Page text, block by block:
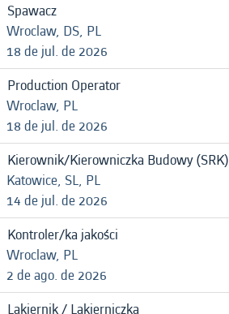
Spawacz
Wroclaw, DS, PL
18 de jul. de 2026
Production Operator
Wroclaw, PL
18 de jul. de 2026
Kierownik/Kierowniczka Budowy (SRK)
Katowice, SL, PL
14 de jul. de 2026
Kontroler/ka jakości
Wroclaw, PL
2 de ago. de 2026
Lakiernik / Lakierniczka